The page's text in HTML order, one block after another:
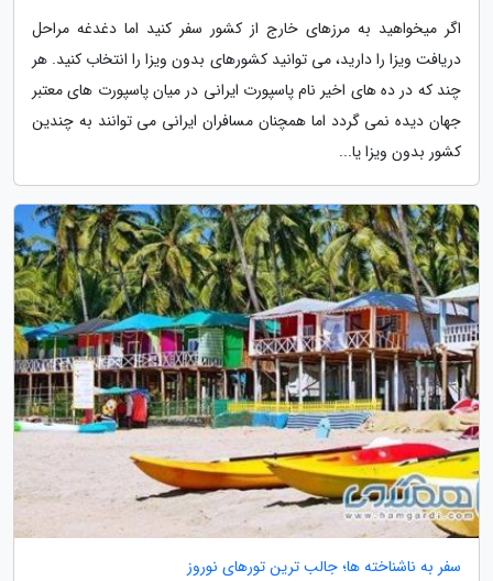
اگر میخواهید به مرزهای خارج از کشور سفر کنید اما دغدغه مراحل
دریافت ویزا را دارید، می توانید کشورهای بدون ویزا را انتخاب کنید. هر
چند که در ده های اخیر نام پاسپورت ایرانی در میان پاسپورت های معتبر
جهان دیده نمی گردد اما همچنان مسافران ایرانی می توانند به چندین
کشور بدون ویزا یا...
سفر به ناشناخته ها؛ جالب ترین تورهای نوروز